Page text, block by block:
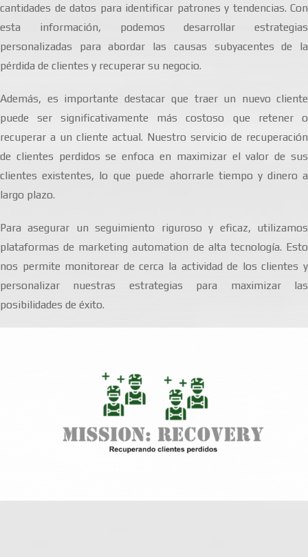
cantidades de datos para identificar patrones y tendencias. Con
esta información, podemos desarrollar estrategias
personalizadas para abordar las causas subyacentes de la
pérdida de clientes y recuperar su negocio.
Además, es importante destacar que traer un nuevo cliente
puede ser significativamente más costoso que retener o
recuperar a un cliente actual. Nuestro servicio de recuperación
de clientes perdidos se enfoca en maximizar el valor de sus
clientes existentes, lo que puede ahorrarle tiempo y dinero a
largo plazo.
Para asegurar un seguimiento riguroso y eficaz, utilizamos
plataformas de marketing automation de alta tecnología. Esto
nos permite monitorear de cerca la actividad de los clientes y
personalizar nuestras estrategias para maximizar las
posibilidades de éxito.